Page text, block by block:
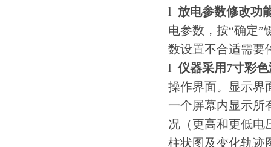
l 放电参数修改功
电参数，按“确定”
数设置不合适需要
l 仪器采用7寸彩
操作界面。显示界
一个屏幕内显示所
况（更高和更低电
柱状图及变化轨迹